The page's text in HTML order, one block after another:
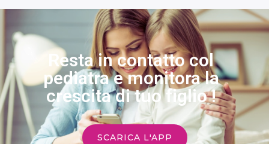
Resta in contatto col
pediatra e monitora la
crescita di tuo figlio !
SCARICA L'APP